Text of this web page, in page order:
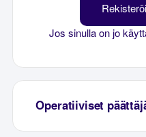
Jos sinulla on jo
Operatiiviset